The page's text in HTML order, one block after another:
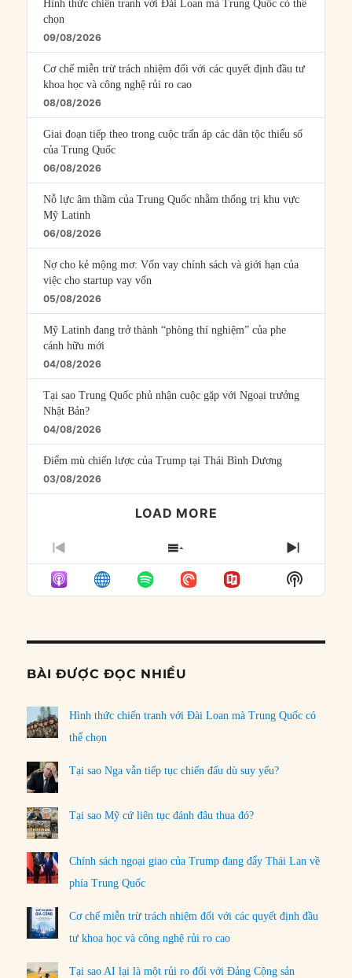
Hình thức chiến tranh với Đài Loan mà Trung Quốc có thể
chọn
09/08/2026
Cơ chế miễn trừ trách nhiệm đối với các quyết định đầu tư
khoa học và công nghệ rủi ro cao
08/08/2026
Giai đoạn tiếp theo trong cuộc trấn áp các dân tộc thiểu số
của Trung Quốc
06/08/2026
Nỗ lực âm thầm của Trung Quốc nhằm thống trị khu vực
Mỹ Latinh
06/08/2026
Nợ cho kẻ mộng mơ: Vốn vay chính sách và giới hạn của
việc cho startup vay vốn
05/08/2026
Mỹ Latinh đang trở thành “phòng thí nghiệm” của phe
cánh hữu mới
04/08/2026
Tại sao Trung Quốc phủ nhận cuộc gặp với Ngoại trưởng
Nhật Bản?
04/08/2026
Điểm mù chiến lược của Trump tại Thái Bình Dương
03/08/2026
LOAD MORE
PREVIOUS
EPISODE
SHOW
EPISODES
LIST
NEXT
Show
Podcast
BÀI ĐƯỢC ĐỌC NHIỀU
Hình thức chiến tranh với Đài Loan mà Trung Quốc có
thể chọn
Tại sao Nga vẫn tiếp tục chiến đấu dù suy yếu?
Tại sao Mỹ cứ liên tục đánh đâu thua đó?
Chính sách ngoại giao của Trump đang đẩy Thái Lan về
phía Trung Quốc
Cơ chế miễn trừ trách nhiệm đối với các quyết định đầu
tư khoa học và công nghệ rủi ro cao
Tại sao AI lại là một rủi ro đối với Đảng Cộng sản